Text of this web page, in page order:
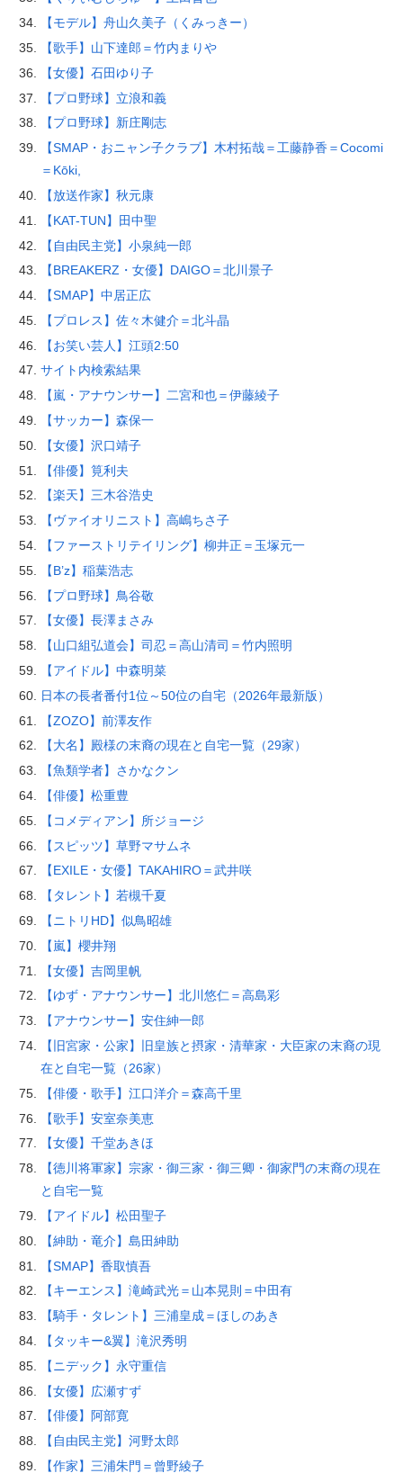
【モデル】舟山久美子（くみっきー）
【歌手】山下達郎＝竹内まりや
【女優】石田ゆり子
【プロ野球】立浪和義
【プロ野球】新庄剛志
【SMAP・おニャン子クラブ】木村拓哉＝工藤静香＝Cocomi
＝Kōki,
【放送作家】秋元康
【KAT-TUN】田中聖
【自由民主党】小泉純一郎
【BREAKERZ・女優】DAIGO＝北川景子
【SMAP】中居正広
【プロレス】佐々木健介＝北斗晶
【お笑い芸人】江頭2:50
サイト内検索結果
【嵐・アナウンサー】二宮和也＝伊藤綾子
【サッカー】森保一
【女優】沢口靖子
【俳優】筧利夫
【楽天】三木谷浩史
【ヴァイオリニスト】高嶋ちさ子
【ファーストリテイリング】柳井正＝玉塚元一
【B’z】稲葉浩志
【プロ野球】鳥谷敬
【女優】長澤まさみ
【山口組弘道会】司忍＝高山清司＝竹内照明
【アイドル】中森明菜
日本の長者番付1位～50位の自宅（2026年最新版）
【ZOZO】前澤友作
【大名】殿様の末裔の現在と自宅一覧（29家）
【魚類学者】さかなクン
【俳優】松重豊
【コメディアン】所ジョージ
【スピッツ】草野マサムネ
【EXILE・女優】TAKAHIRO＝武井咲
【タレント】若槻千夏
【ニトリHD】似鳥昭雄
【嵐】櫻井翔
【女優】吉岡里帆
【ゆず・アナウンサー】北川悠仁＝高島彩
【アナウンサー】安住紳一郎
【旧宮家・公家】旧皇族と摂家・清華家・大臣家の末裔の現
在と自宅一覧（26家）
【俳優・歌手】江口洋介＝森高千里
【歌手】安室奈美恵
【女優】千堂あきほ
【徳川将軍家】宗家・御三家・御三卿・御家門の末裔の現在
と自宅一覧
【アイドル】松田聖子
【紳助・竜介】島田紳助
【SMAP】香取慎吾
【キーエンス】滝崎武光＝山本晃則＝中田有
【騎手・タレント】三浦皇成＝ほしのあき
【タッキー&翼】滝沢秀明
【ニデック】永守重信
【女優】広瀬すず
【俳優】阿部寛
【自由民主党】河野太郎
【作家】三浦朱門＝曾野綾子